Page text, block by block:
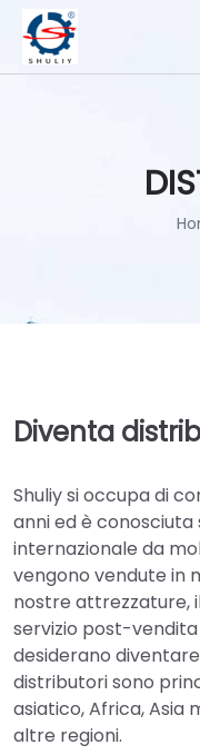
Diventa
Shuliy si occupa di
anni ed è conosciuta
internazionale da
vengono vendute in
nostre attrezzature,
servizio post-
desiderano
distributori sono
asiatico, Africa, Asia
altre regioni.